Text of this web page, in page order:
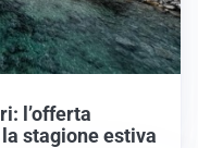
l’offerta
stagione estiva